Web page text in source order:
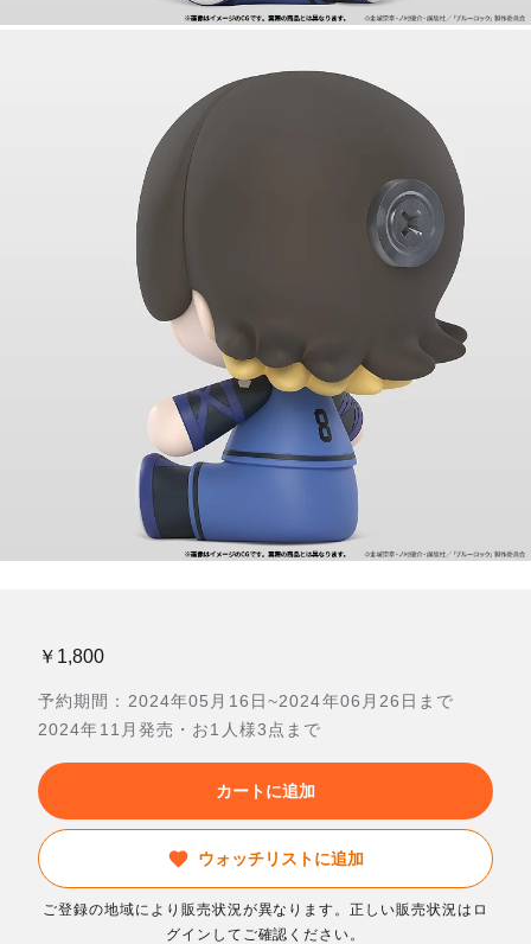
￥1,800
予約期間：2024年05月16日~2024年06月26日まで
2024年11月発売・お1人様3点まで
カートに追加
ウォッチリストに追加
ご登録の地域により販売状況が異なります。正しい販売状況はロ
グインしてご確認ください。